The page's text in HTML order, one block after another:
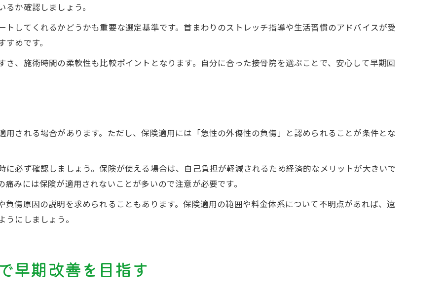
症状による接骨院と整形外科の使い分け
か確認しましょう。
トしてくれるかどうかも重要な選定基準です。首まわりのストレッチ指導や生活習慣のアドバイスが受
めです。
、施術時間の柔軟性も比較ポイントとなります。自分に合った接骨院を選ぶことで、安心して早期回
される場合があります。ただし、保険適用には「急性の外傷性の負傷」と認められることが条件とな
必ず確認しましょう。保険が使える場合は、自己負担が軽減されるため経済的なメリットが大きいで
みには保険が適用されないことが多いので注意が必要です。
負傷原因の説明を求められることもあります。保険適用の範囲や料金体系について不明点があれば、遠
にしましょう。
早期改善を目指す